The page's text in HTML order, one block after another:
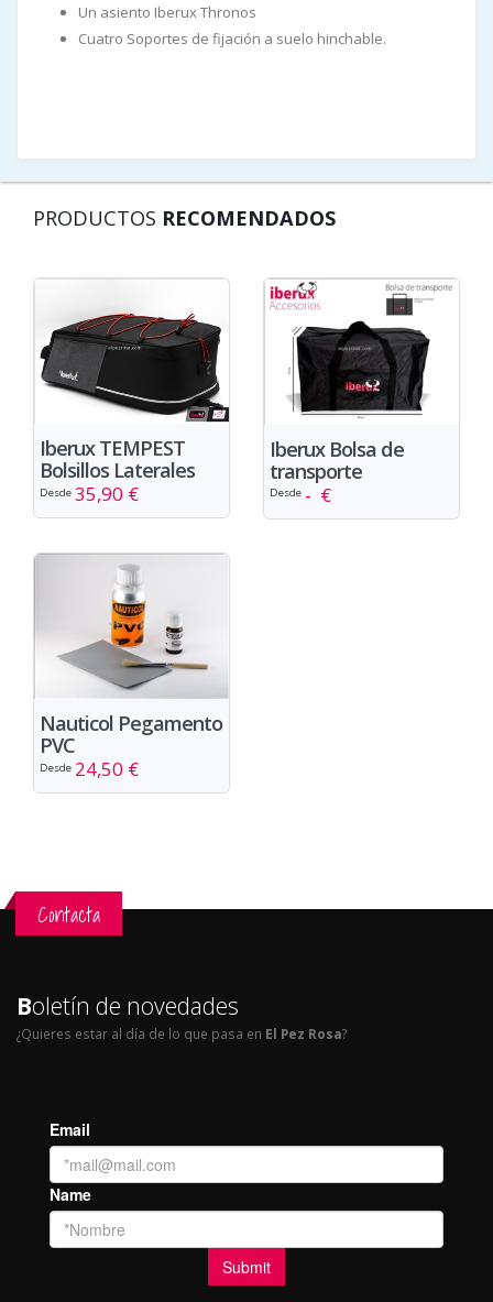
Un asiento Iberux Thronos
Cuatro Soportes de fijación a suelo hinchable.
PRODUCTOS RECOMENDADOS
Iberux TEMPEST
Bolsillos Laterales
Desde 35,90 €
Iberux Bolsa de
transporte
Desde - €
Nauticol Pegamento
PVC
Desde 24,50 €
Contacta
Boletín de novedades
¿Quieres estar al día de lo que pasa en El Pez Rosa?